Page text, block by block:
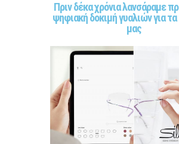
Πριν δέκα χρόνια λανσάραμε
ψηφιακή δοκιμή γυαλιών για
μας